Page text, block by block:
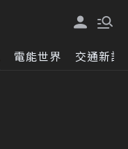
電能世界 交通新訊